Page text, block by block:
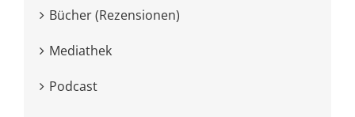
Bücher (Rezensionen)
Mediathek
Podcast